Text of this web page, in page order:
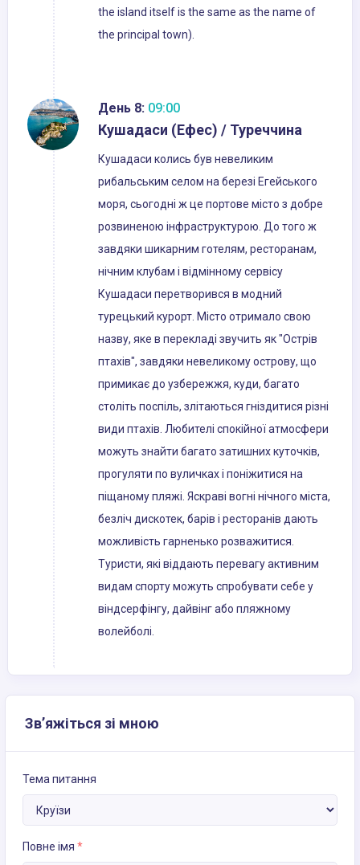
the island itself is the same as the name of
the principal town).
День 8: 09:00
Кушадаси (Ефес) / Туреччина
Кушадаси колись був невеликим
рибальським селом на березі Егейського
моря, сьогодні ж це портове місто з добре
розвиненою інфраструктурою. До того ж
завдяки шикарним готелям, ресторанам,
нічним клубам і відмінному сервісу
Кушадаси перетворився в модний
турецький курорт. Місто отримало свою
назву, яке в перекладі звучить як "Острів
птахів", завдяки невеликому острову, що
примикає до узбережжя, куди, багато
століть поспіль, злітаються гніздитися різні
види птахів. Любителі спокійної атмосфери
можуть знайти багато затишних куточків,
прогуляти по вуличках і поніжитися на
піщаному пляжі. Яскраві вогні нічного міста,
безліч дискотек, барів і ресторанів дають
можливість гарненько розважитися.
Туристи, які віддають перевагу активним
видам спорту можуть спробувати себе у
віндсерфінгу, дайвінг або пляжному
волейболі.
Зв’яжіться зі мною
Тема питання
Повне імя *